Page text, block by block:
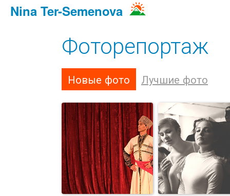
Nina Ter-Semenova
Фоторепортаж
Новые фото Лучшие фото